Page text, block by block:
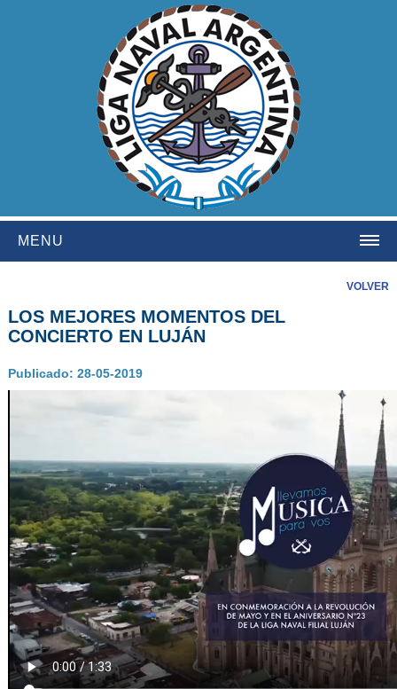
MENU
INSTITUCIONAL
NOSOTROS
HISTORIA
AUTORIDADES
NOTICIAS & ACTIVIDADES
ESCUELA NÁUTICA
LINKS
SOCIOS
NEWSLETTER
SUSCRIBIRSE
VER NEWSLETTER
VOLVER
LOS MEJORES MOMENTOS DEL
CONCIERTO EN LUJÁN
Publicado: 28-05-2019